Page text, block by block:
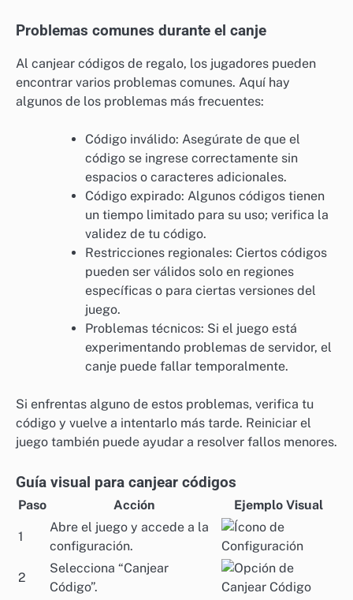
Problemas comunes durante el canje
Al canjear códigos de regalo, los jugadores pueden
encontrar varios problemas comunes. Aquí hay
algunos de los problemas más frecuentes:
Código inválido: Asegúrate de que el
código se ingrese correctamente sin
espacios o caracteres adicionales.
Código expirado: Algunos códigos tienen
un tiempo limitado para su uso; verifica la
validez de tu código.
Restricciones regionales: Ciertos códigos
pueden ser válidos solo en regiones
específicas o para ciertas versiones del
juego.
Problemas técnicos: Si el juego está
experimentando problemas de servidor, el
canje puede fallar temporalmente.
Si enfrentas alguno de estos problemas, verifica tu
código y vuelve a intentarlo más tarde. Reiniciar el
juego también puede ayudar a resolver fallos menores.
Guía visual para canjear códigos
Paso Acción Ejemplo Visual
1
Abre el juego y accede a la
configuración.
2
Selecciona “Canjear
Código”.